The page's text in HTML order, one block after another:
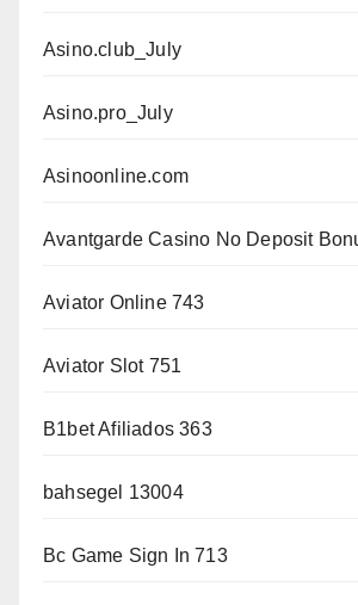
Asino.club_July
Asino.pro_July
Asinoonline.com
Avantgarde Casino No Deposit
Aviator Online 743
Aviator Slot 751
B1bet Afiliados 363
bahsegel 13004
Bc Game Sign In 713